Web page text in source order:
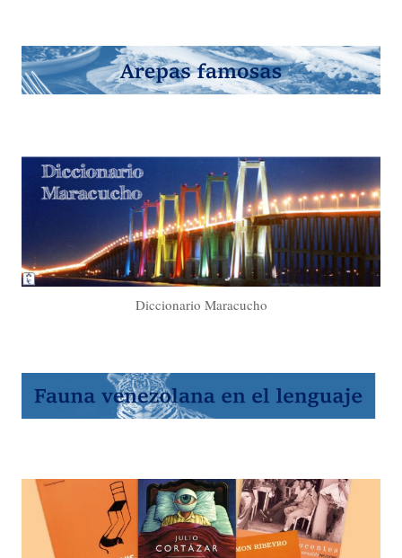
Diccionario Maracucho